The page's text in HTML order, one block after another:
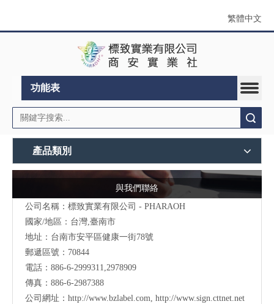
繁體中文
功能表
產品類別
與我們聯絡
公司名稱：標致實業有限公司 - PHARAOH
國家/地區：台灣,臺南市
地址：台南市安平區健康一街78號
郵遞區號：70844
電話：886-6-2999311,2978909
傳真：886-6-2987388
公司網址： http://www.bzlabel.com http://www.sign.cttnet.net